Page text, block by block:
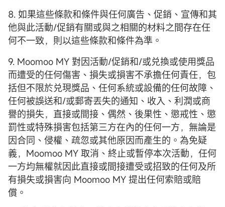
8. 如果這些條款和條件與任何廣告、促銷、宣傳和其
他與此活動/促銷有關或與之相關的材料之間存在任
何不一致，則以這些條款和條件為準。
9. Moomoo MY 對因活動/促銷和/或兑換或使用獎品
而遭受的任何傷害、損失或損害不承擔任何責任，包
括但不限於兑現獎品、任何系統或設備的任何故障、
任何被誤送和/或郵寄丟失的通知、收入、利潤或商
譽的損失，直接或間接、偶然、後果性、懲戒性、懲
罰性或特殊損害包括第三方在內的任何一方，無論是
因合同、侵權、疏忽或其他原因而產生的。為免疑
義，Moomoo MY 取消、終止或暫停本次活動，任何
一方均無權就因此直接或間接遭受或招致的任何及所
有損失或損害向 Moomoo MY 提出任何索賠或賠
償。